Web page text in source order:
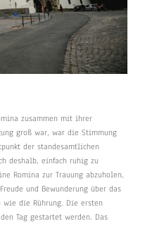
zusammen mit ihrer
groß war, war die Stimmung
der standesamtlichen
deshalb, einfach ruhig zu
Romina zur Trauung abzuholen,
und Bewunderung über das
wie die Rührung. Die ersten
Tag gestartet werden. Das